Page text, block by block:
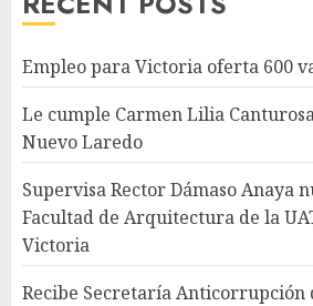
Empleo para Victoria oferta 600
Le cumple Carmen Lilia
Nuevo Laredo
Supervisa Rector Dámaso Anaya
Facultad de Arquitectura de la
Victoria
Recibe Secretaría Anticorrupción